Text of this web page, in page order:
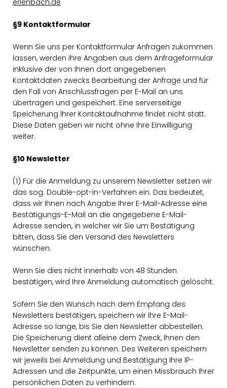
erlenbach.de
§9 Kontaktformular
Wenn Sie uns per Kontaktformular Anfragen zukommen
lassen, werden Ihre Angaben aus dem Anfrageformular
inklusive der von Ihnen dort angegebenen
Kontaktdaten zwecks Bearbeitung der Anfrage und für
den Fall von Anschlussfragen per E-Mail an uns
übertragen und gespeichert. Eine serverseitige
Speicherung Ihrer Kontaktaufnahme findet nicht statt.
Diese Daten geben wir nicht ohne Ihre Einwilligung
weiter.
§10 Newsletter
(1) Für die Anmeldung zu unserem Newsletter setzen wir
das sog. Double-opt-in-Verfahren ein. Das bedeutet,
dass wir Ihnen nach Angabe Ihrer E-Mail-Adresse eine
Bestätigungs-E-Mail an die angegebene E-Mail-
Adresse senden, in welcher wir Sie um Bestätigung
bitten, dass Sie den Versand des Newsletters
wünschen.
Wenn Sie dies nicht innerhalb von 48 Stunden
bestätigen, wird Ihre Anmeldung automatisch gelöscht.
Sofern Sie den Wunsch nach dem Empfang des
Newsletters bestätigen, speichern wir Ihre E-Mail-
Adresse so lange, bis Sie den Newsletter abbestellen.
Die Speicherung dient alleine dem Zweck, Ihnen den
Newsletter senden zu können. Des Weiteren speichern
wir jeweils bei Anmeldung und Bestätigung Ihre IP-
Adressen und die Zeitpunkte, um einen Missbrauch Ihrer
persönlichen Daten zu verhindern.